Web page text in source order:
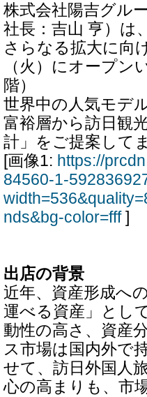
株式会社陽吉グル
社長：吉山 亨）は
さらなる拡大に向
（火）にオープン
階）
世界中の人気モデ
富裕層から訪日観
計」をご提案して
[画像1: https://
84560-1-
nds&bg-color=fff]
出店の背景
近年、資産形成へ
運べる資産」とし
動性の高さ、資産
ス市場は国内外で
せて、訪日外国人
心の高まりも、市